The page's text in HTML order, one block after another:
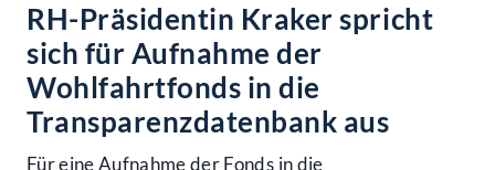
RH-Präsidentin Kraker spricht
sich für Aufnahme der
Wohlfahrtfonds in die
Transparenzdatenbank aus
Für eine Aufnahme der Fonds in die